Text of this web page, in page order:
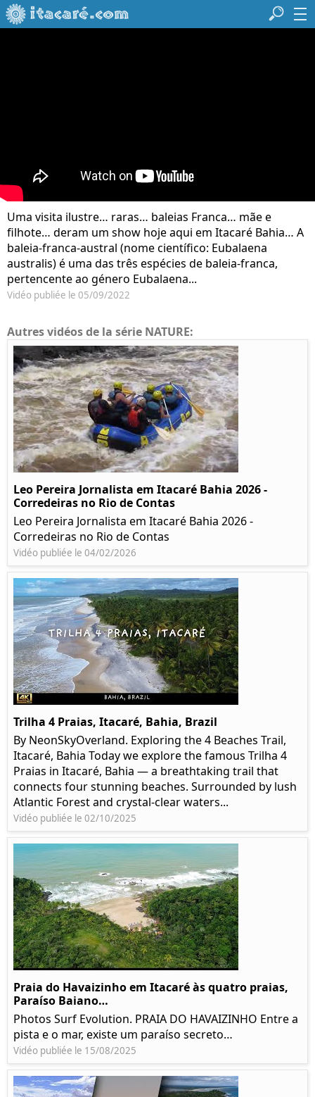
Uma visita ilustre… raras… baleias Franca… mãe e
filhote… deram um show hoje aqui em Itacaré Bahia… A
baleia-franca-austral (nome científico: Eubalaena
australis) é uma das três espécies de baleia-franca,
pertencente ao género Eubalaena...
Vidéo publiée le 05/09/2022
Autres vidéos de la série NATURE:
Leo Pereira Jornalista em Itacaré Bahia 2026 -
Corredeiras no Rio de Contas
Leo Pereira Jornalista em Itacaré Bahia 2026 -
Corredeiras no Rio de Contas
Vidéo publiée le 04/02/2026
Trilha 4 Praias, Itacaré, Bahia, Brazil
By NeonSkyOverland. Exploring the 4 Beaches Trail,
Itacaré, Bahia Today we explore the famous Trilha 4
Praias in Itacaré, Bahia — a breathtaking trail that
connects four stunning beaches. Surrounded by lush
Atlantic Forest and crystal-clear waters...
Vidéo publiée le 02/10/2025
Praia do Havaizinho em Itacaré às quatro praias,
Paraíso Baiano…
Photos Surf Evolution. PRAIA DO HAVAIZINHO Entre a
pista e o mar, existe um paraíso secreto…
Vidéo publiée le 15/08/2025